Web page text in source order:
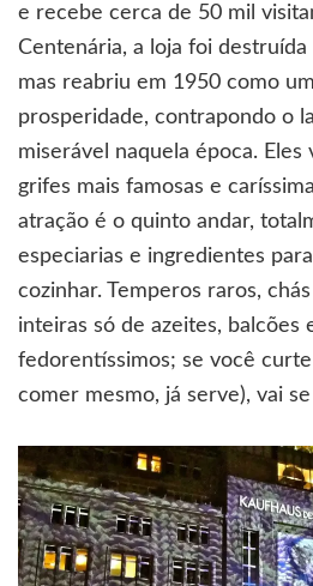
e recebe cerca de 50 mil
Centenária, a loja foi destruída
mas reabriu em 1950 como
prosperidade, contrapondo o
miserável naquela época. Eles
grifes mais famosas e
atração é o quinto andar,
especiarias e ingredientes
cozinhar. Temperos raros,
inteiras só de azeites, balcões
fedorentíssimos; se você
comer mesmo, já serve), vai